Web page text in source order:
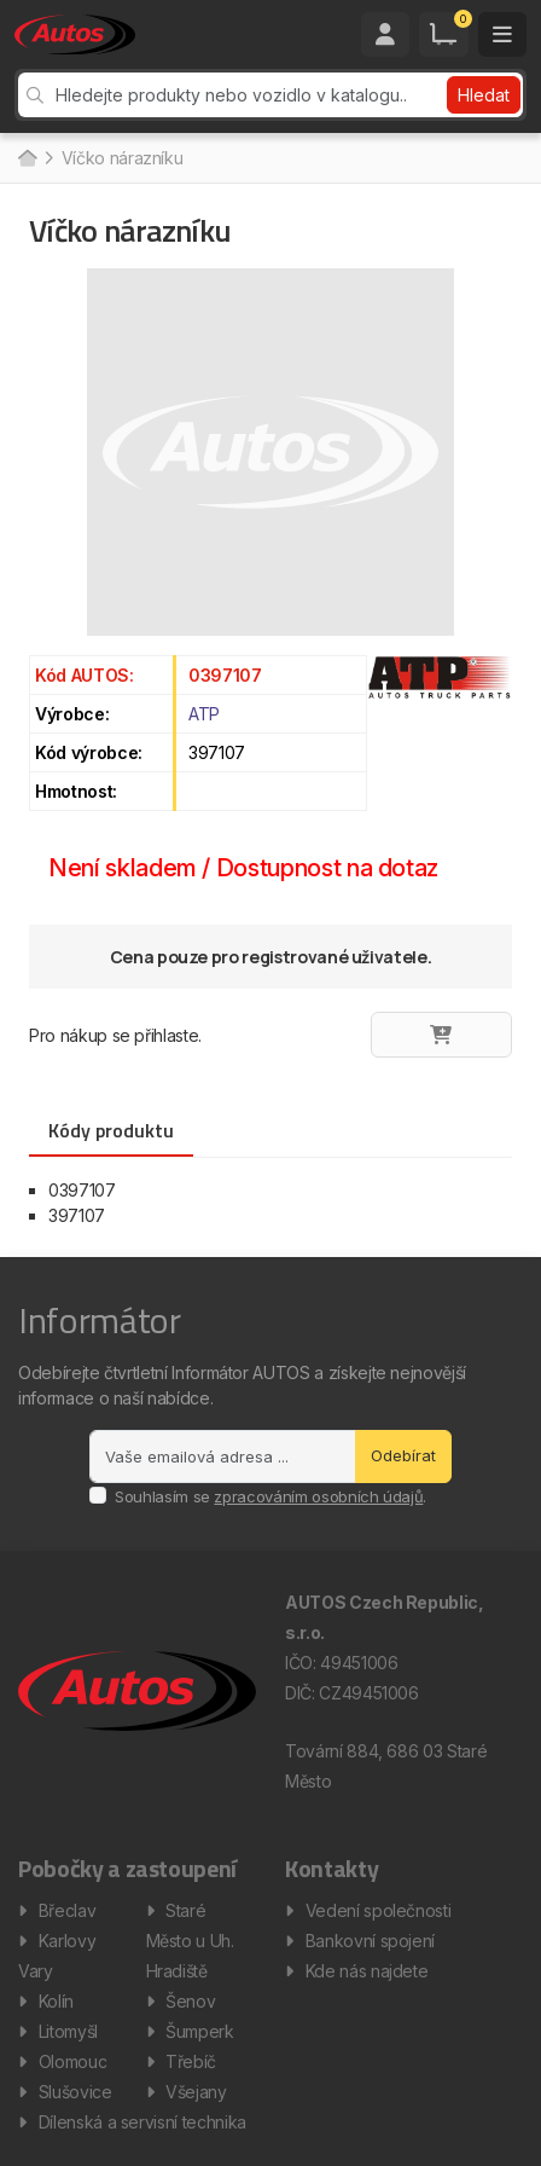
0
Hledat
Víčko nárazníku
Víčko nárazníku
Kód AUTOS:
0397107
Výrobce:
ATP
Kód výrobce:
397107
Hmotnost:
Není skladem / Dostupnost na dotaz
Cena pouze pro registrované uživatele.
Pro nákup se přihlaste.
Kódy produktu
0397107
397107
Informátor
Odebírejte čtvrtletní Informátor AUTOS a získejte nejnovější
informace o naší nabídce.
Odebírat
Souhlasím se zpracováním osobních údajů.
AUTOS Czech Republic,
s.r.o.
IČO: 49451006
DIČ: CZ49451006
Tovární 884, 686 03 Staré
Město
Pobočky a zastoupení
Břeclav
Karlovy
Vary
Kolín
Litomyšl
Olomouc
Slušovice
Staré
Město u Uh.
Hradiště
Šenov
Šumperk
Třebíč
Všejany
Dílenská a servisní technika
Kontakty
Vedení společnosti
Bankovní spojení
Kde nás najdete